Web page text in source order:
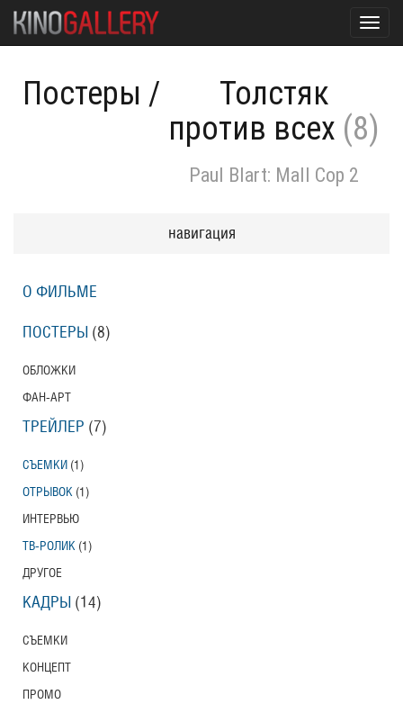
Постеры /
Толстяк
против всех (8)
Paul Blart: Mall Cop 2
навигация
О ФИЛЬМЕ
ПОСТЕРЫ (8)
ОБЛОЖКИ
ФАН-АРТ
ТРЕЙЛЕР (7)
СЪЕМКИ (1)
ОТРЫВОК (1)
ИНТЕРВЬЮ
ТВ-РОЛИК (1)
ДРУГОЕ
КАДРЫ (14)
СЪЕМКИ
КОНЦЕПТ
ПРОМО